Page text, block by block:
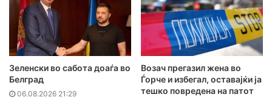
Зеленски во сабота доаѓа во
Белград
06.08.2026 21:29
Возач прегазил жена во
Ѓорче и избегал, оставајќи ја
тешко повредена на патот